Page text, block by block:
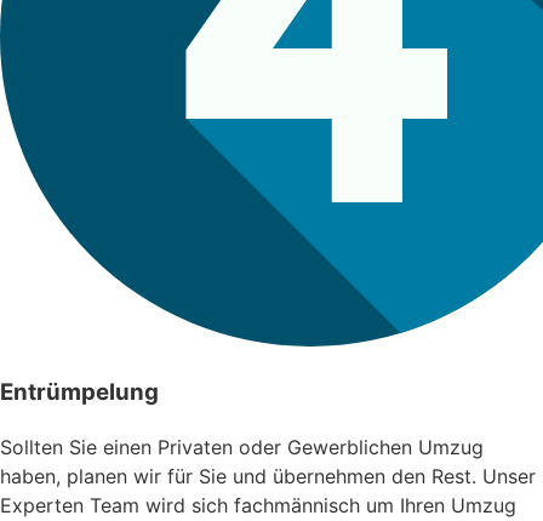
Entrümpelung
Sollten Sie einen Privaten oder Gewerblichen Umzug
haben, planen wir für Sie und übernehmen den Rest. Unser
Experten Team wird sich fachmännisch um Ihren Umzug